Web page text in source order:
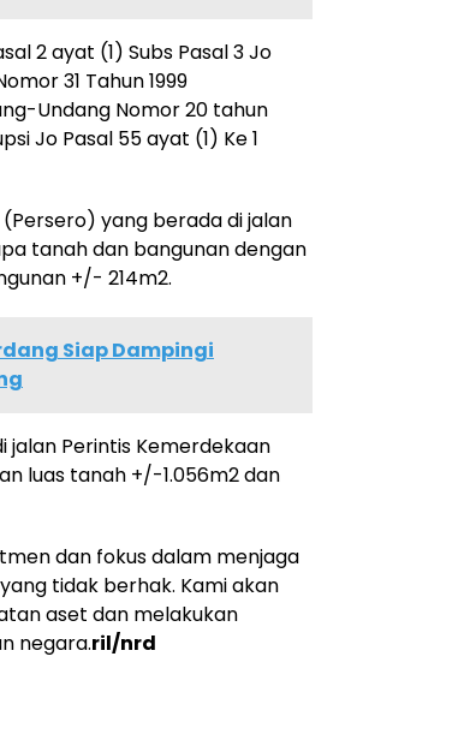
2 ayat (1) Subs Pasal 3 Jo
31 Tahun 1999
Undang Nomor 20 tahun
Jo Pasal 55 ayat (1) Ke 1
yang berada di jalan
tanah dan bangunan dengan
+/- 214m2.
Siap Dampingi
jalan Perintis Kemerdekaan
luas tanah +/-1.056m2 dan
dan fokus dalam menjaga
tidak berhak. Kami akan
aset dan melakukan
negara.ril/nrd